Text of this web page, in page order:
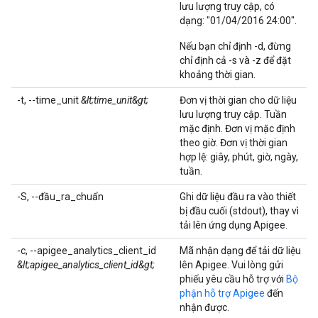
lưu lượng truy cập, có
dạng: "01/04/2016 24:00".
Nếu bạn chỉ định -d, đừng
chỉ định cả -s và -z để đặt
khoảng thời gian.
-t, --time_unit&lt;time_unit&gt;
Đơn vị thời gian cho dữ liệu
lưu lượng truy cập. Tuần
mặc định. Đơn vị mặc định
theo giờ. Đơn vị thời gian
hợp lệ: giây, phút, giờ, ngày,
tuần.
-S, --đầu_ra_chuẩn
Ghi dữ liệu đầu ra vào thiết
bị đầu cuối (stdout), thay vì
tải lên ứng dụng Apigee.
-c, --apigee_analytics_client_id
&lt;apigee_analytics_client_id&gt;
Mã nhận dạng để tải dữ liệu
lên Apigee. Vui lòng gửi
phiếu yêu cầu hỗ trợ với Bộ
phận hỗ trợ Apigee đến
nhận được.